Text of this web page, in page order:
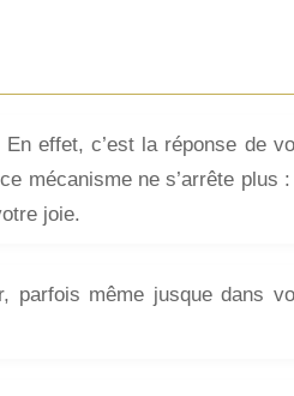
effet, c’est la réponse de
mécanisme ne s’arrête plus
joie.
parfois même jusque dans